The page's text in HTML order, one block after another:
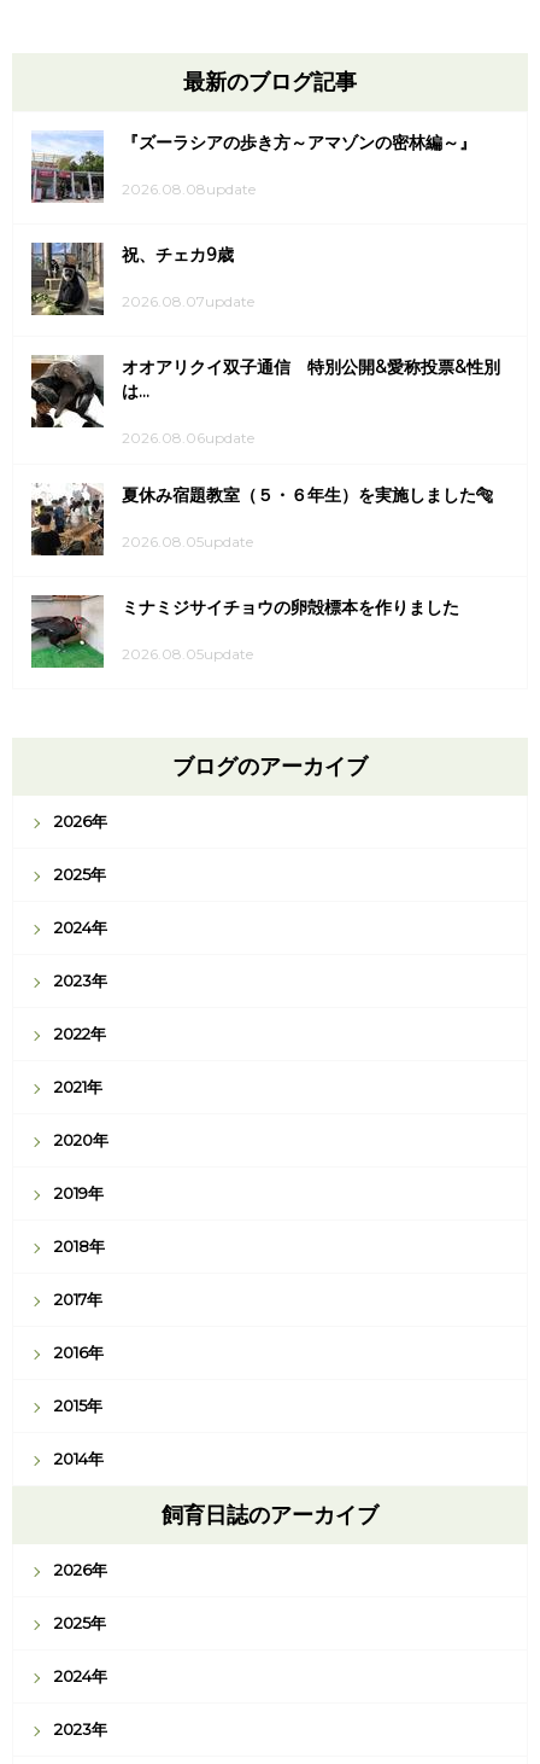
最新のブログ記事
『ズーラシアの歩き方～アマゾンの密林編～』
2026.08.08update
祝、チェカ9歳
2026.08.07update
オオアリクイ双子通信 特別公開&愛称投票&性別
は...
2026.08.06update
夏休み宿題教室（５・６年生）を実施しました🐅
2026.08.05update
ミナミジサイチョウの卵殻標本を作りました
2026.08.05update
ブログのアーカイブ
2026年
2025年
2024年
2023年
2022年
2021年
2020年
2019年
2018年
2017年
2016年
2015年
2014年
飼育日誌のアーカイブ
2026年
2025年
2024年
2023年